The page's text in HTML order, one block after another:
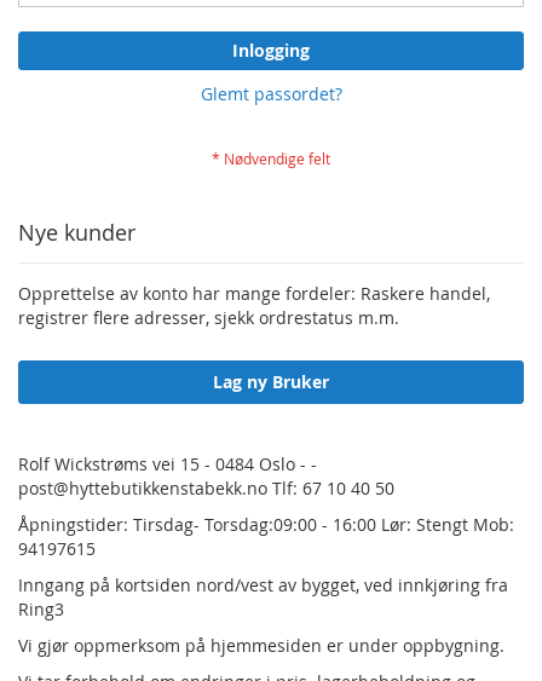
Inlogging
Glemt passordet?
Nye kunder
Opprettelse av konto har mange fordeler: Raskere handel,
registrer flere adresser, sjekk ordrestatus m.m.
Lag ny Bruker
Rolf Wickstrøms vei 15 - 0484 Oslo - -
post@hyttebutikkenstabekk.no Tlf: 67 10 40 50
Åpningstider: Tirsdag- Torsdag:09:00 - 16:00 Lør: Stengt Mob:
94197615
Inngang på kortsiden nord/vest av bygget, ved innkjøring fra
Ring3
Vi gjør oppmerksom på hjemmesiden er under oppbygning.